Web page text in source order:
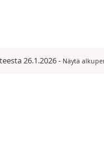
26.1.2026- Näytä